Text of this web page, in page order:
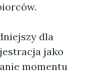
dla
jako
momentu